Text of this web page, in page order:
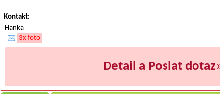
Kontakt:
Hanka
3x foto
Detail a Poslat dotaz